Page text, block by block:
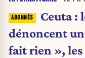
Ceuta :
dénoncent
fait rien »,